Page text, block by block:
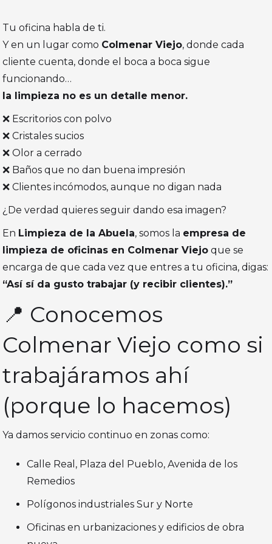
Tu oficina habla de ti.
Y en un lugar como Colmenar Viejo, donde cada
cliente cuenta, donde el boca a boca sigue
funcionando…
la limpieza no es un detalle menor.
❌ Escritorios con polvo
❌ Cristales sucios
❌ Olor a cerrado
❌ Baños que no dan buena impresión
❌ Clientes incómodos, aunque no digan nada
¿De verdad quieres seguir dando esa imagen?
En Limpieza de la Abuela, somos la empresa de
limpieza de oficinas en Colmenar Viejo que se
encarga de que cada vez que entres a tu oficina, digas:
“Así sí da gusto trabajar (y recibir clientes).”
📍 Conocemos
Colmenar Viejo como si
trabajáramos ahí
(porque lo hacemos)
Ya damos servicio continuo en zonas como:
Calle Real, Plaza del Pueblo, Avenida de los
Remedios
Polígonos industriales Sur y Norte
Oficinas en urbanizaciones y edificios de obra